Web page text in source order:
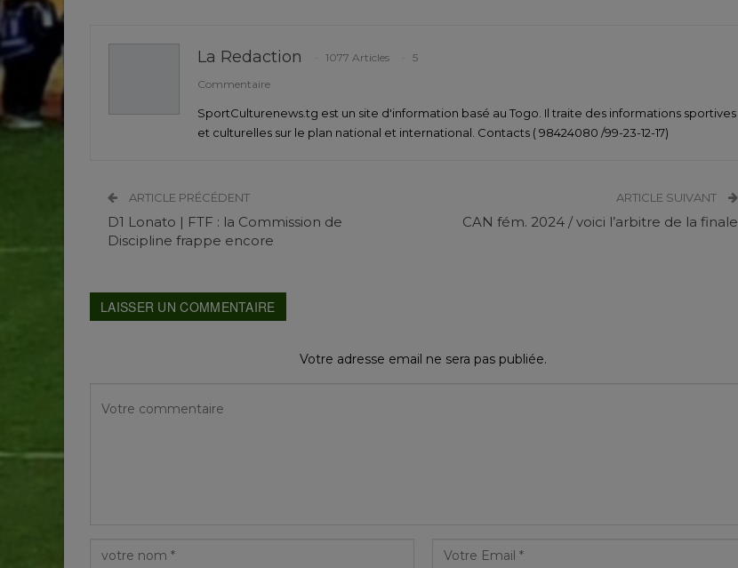
La Redaction 1077 Articles
5
Commentaire
SportCulturenews.tg est un site d'information basé au Togo. Il traite des informations sportives
et culturelles sur le plan national et international. Contacts ( 98424080 /99-23-12-17)
ARTICLE PRÉCÉDENT
D1 Lonato | FTF : la Commission de
Discipline frappe encore
ARTICLE SUIVANT
CAN fém. 2024 / voici l’arbitre de la finale
LAISSER UN COMMENTAIRE
Votre adresse email ne sera pas publiée.